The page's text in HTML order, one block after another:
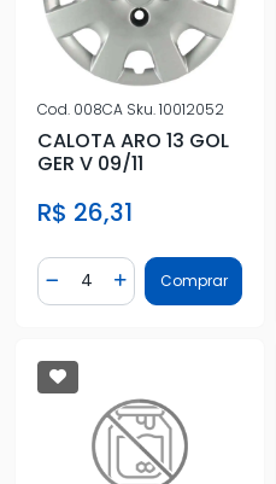
Cod. 008CA Sku.10012052
CALOTA ARO 13 GOL
GER V 09/11
R$ 26,31
Diminuir Quantidade
Quantidade
Adicionar Quantidade
Comprar